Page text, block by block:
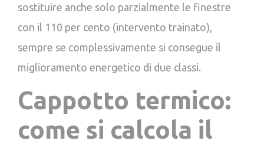
sostituire anche solo parzialmente le finestre
con il 110 per cento (intervento trainato),
sempre se complessivamente si consegue il
miglioramento energetico di due classi.
Cappotto termico:
come si calcola il